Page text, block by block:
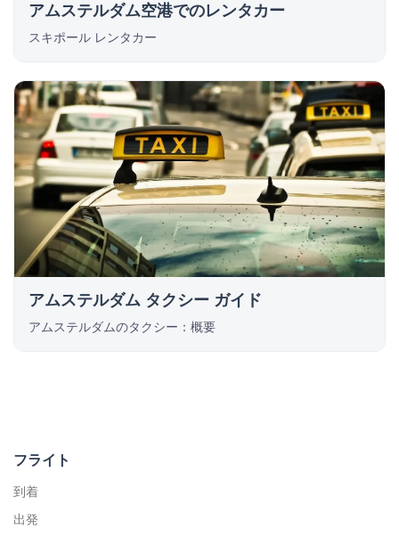
アムステルダム空港でのレンタカー
スキポール レンタカー
アムステルダム タクシー ガイド
アムステルダムのタクシー：概要
フライト
到着
出発